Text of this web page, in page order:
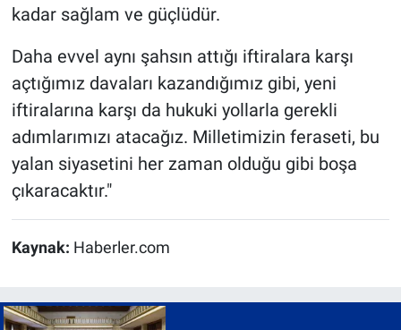
kadar sağlam ve güçlüdür.
Daha evvel aynı şahsın attığı iftiralara karşı
açtığımız davaları kazandığımız gibi, yeni
iftiralarına karşı da hukuki yollarla gerekli
adımlarımızı atacağız. Milletimizin feraseti, bu
yalan siyasetini her zaman olduğu gibi boşa
çıkaracaktır."
Kaynak: Haberler.com